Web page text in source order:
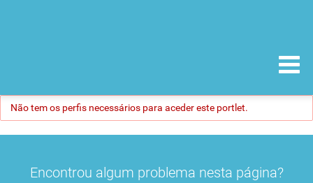
Não tem os perfis necessários para aceder este portlet.
Encontrou algum problema nesta página?